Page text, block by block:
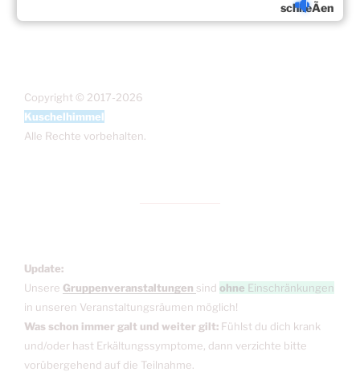
Copyright © 2017-2026
Kuschelhimmel
Alle Rechte vorbehalten.
Update:
Unsere Gruppenveranstaltungen sind ohne Einschränkungen
in unseren Veranstaltungsräumen möglich!
Was schon immer galt und weiter gilt: Fühlst du dich krank
und/oder hast Erkältungssymptome, dann verzichte bitte
vorübergehend auf die Teilnahme.
schlieÃen